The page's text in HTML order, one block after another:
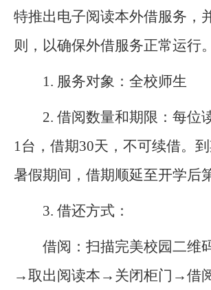
特推出电子阅读本外借服务，
则，以确保外借服务正常运行。
1. 服务对象：全校师生
2. 借阅数量和期限：每位
1台，借期30天，不可续借。
暑假期间，借期顺延至开学后
3. 借还方式：
借阅：扫描完美校园二维
→取出阅读本→关闭柜门→借